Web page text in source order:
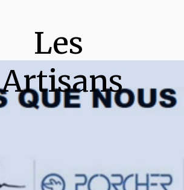
Les
Artisans